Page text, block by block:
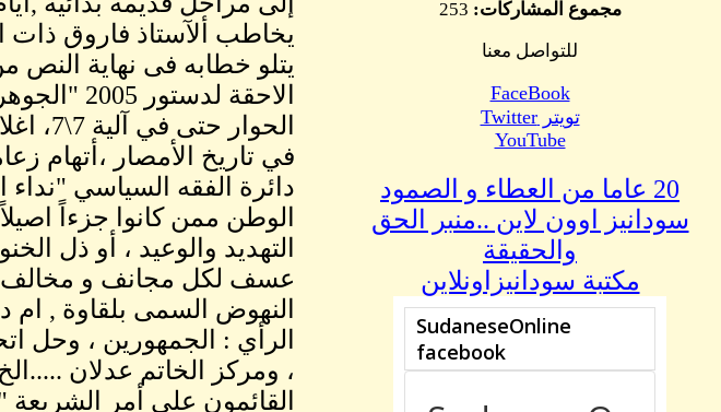
مجموع المشاركات:
للتواصل معنا
FaceBook
تويتر Twitter
YouTube
20 عاما من العطاء و الصمود
سودانيز اوون لاين ..منبر الحق
والحقيقة
مكتبة سودانيزاونلاين
يخاطب ألآستاذ فاروق ذات
يتلو خطابه فى نهاية النص
الاحقة
في تاريخ الأمصار ،أتهام
دائرة الفقه السياسي
الوطن ممن كانوا جزءاً
التهديد والوعيد ، أو ذل
عسف لكل مجانف و مخالف
النهوض السمى بلقاوة ,
الرأي : الجمهورين ، وحل
، ومركز الخاتم عدلان
القائمون على أمر الشريعة